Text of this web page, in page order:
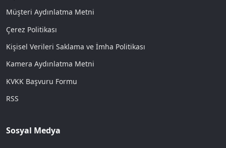
Müşteri Aydınlatma Metni
Çerez Politikası
Kişisel Verileri Saklama ve İmha Politikası
Kamera Aydınlatma Metni
KVKK Başvuru Formu
RSS
Sosyal Medya